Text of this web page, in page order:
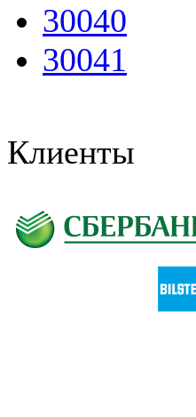
30040
30041
Клиенты